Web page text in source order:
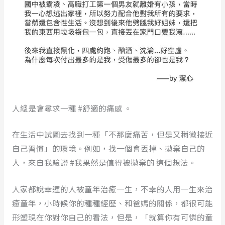
人總是會尋求一種 #舒適的痛感 。
在生活中試圖去找到一種「不那麼痛苦，但是又稍微接近
自己習慣」的環境。例如，找一個會丟掉、拋棄自己的
人，來自我驗證 #我果然是值得被拋棄的 這個想法。
人家都說幸運的人被童年治癒一生，不幸的人用一生來治
癒童年，小時候你的種種經歷、和爸媽的關係，都很可能
形塑現在你對你自己的看法，但是，「就算你有可憐的童